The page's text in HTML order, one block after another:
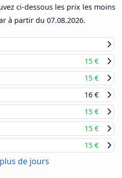
ci-dessous les prix les moins
à partir du 07.08.2026.
15 €
15 €
16 €
15 €
15 €
15 €
de jours